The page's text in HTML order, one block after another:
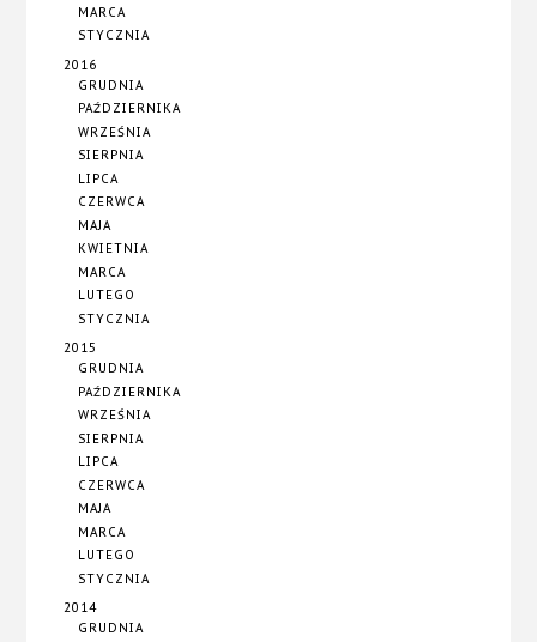
MARCA
STYCZNIA
2016
GRUDNIA
PAŹDZIERNIKA
WRZEŚNIA
SIERPNIA
LIPCA
CZERWCA
MAJA
KWIETNIA
MARCA
LUTEGO
STYCZNIA
2015
GRUDNIA
PAŹDZIERNIKA
WRZEŚNIA
SIERPNIA
LIPCA
CZERWCA
MAJA
MARCA
LUTEGO
STYCZNIA
2014
GRUDNIA